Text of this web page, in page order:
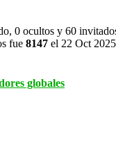
0 ocultos y 60
fue 8147 el 22 Oct
globales